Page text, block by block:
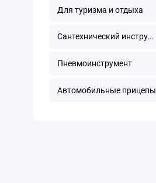
Для туризма и отдыха
Сантехнический инструмент
Пневмоинструмент
Автомобильные прицепы